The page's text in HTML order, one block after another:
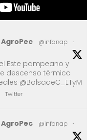
@infonap
·
Este pampeano y
descenso térmico
@BolsadeC_ETyM
Twitter
@infonap
·